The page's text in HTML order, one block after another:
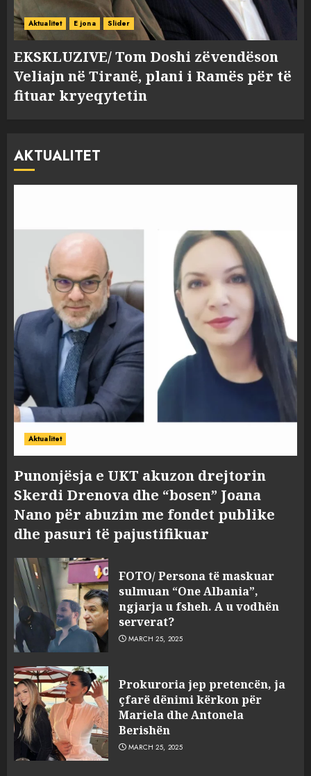
Aktualitet E jona Slider
EKSKLUZIVE/ Tom Doshi zëvendëson
Veliajn në Tiranë, plani i Ramës për të
fituar kryeqytetin
AKTUALITET
Aktualitet
Punonjësja e UKT akuzon drejtorin
Skerdi Drenova dhe “bosen” Joana
Nano për abuzim me fondet publike
dhe pasuri të pajustifikuar
FOTO/ Persona të maskuar
sulmuan “One Albania”,
ngjarja u fsheh. A u vodhën
serverat?
MARCH 25, 2025
Prokuroria jep pretencën, ja
çfarë dënimi kërkon për
Mariela dhe Antonela
Berishën
MARCH 25, 2025